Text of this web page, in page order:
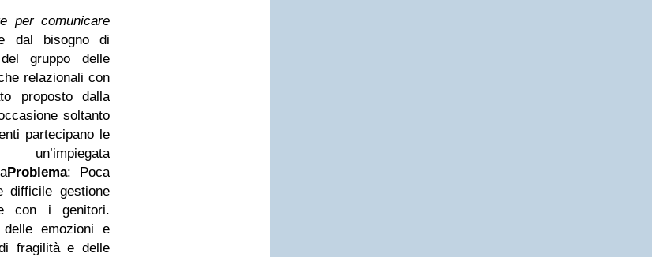
per comunicare
dal bisogno di
gruppo delle
relazionali con
proposto dalla
soltanto
partecipano le
Problema: Poca
difficile gestione
con i genitori.
delle emozioni e
fragilità e delle